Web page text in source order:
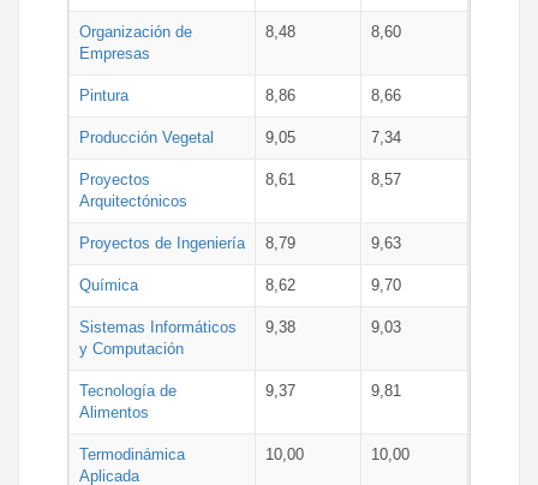
Organización de
Empresas
8,48 8,60
Pintura 8,86 8,66
Producción Vegetal 9,05 7,34
Proyectos
Arquitectónicos
8,61 8,57
Proyectos de Ingeniería 8,79 9,63
Química 8,62 9,70
Sistemas Informáticos
y Computación
9,38 9,03
Tecnología de
Alimentos
9,37 9,81
Termodinámica
Aplicada
10,00 10,00